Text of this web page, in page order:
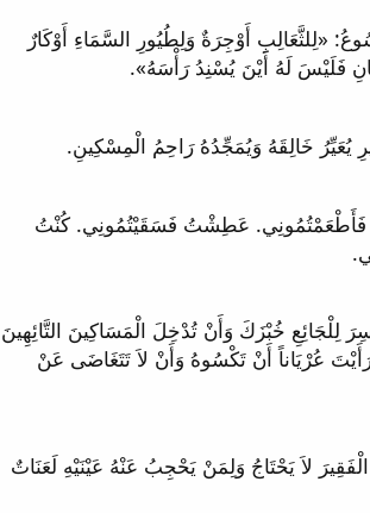
«لِلثَّعَالِبِ أَوْجِرَةٌ وَلِطُيُورِ السَّمَاءِ أَوْكَارٌ
فَلَيْسَ لَهُ أَيْنَ يُسْنِدُ رَأْسَهُ».
فَأَطْعَمْتُمُونِي. عَطِشْتُ فَسَقَيْتُمُونِي. كُنْتُ
لِلْجَائِعِ خُبْزَكَ وَأَنْ تُدْخِلَ الْمَسَاكِينَ التَّائِهِينَ
عُرْيَاناً أَنْ تَكْسُوهُ وَأَنْ لاَ تَتَغَاضَى عَنْ
لاَ يَحْتَاجُ وَلِمَنْ يَحْجِبُ عَنْهُ عَيْنَيْهِ لَعَنَاتٌ